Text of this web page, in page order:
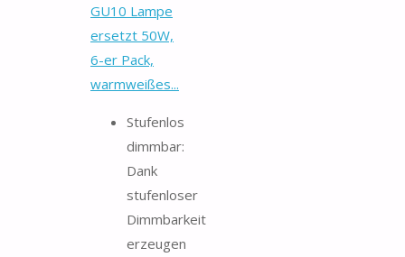
GU10 Lampe
ersetzt 50W,
6-er Pack,
warmweißes...
Stufenlos
dimmbar:
Dank
stufenloser
Dimmbarkeit
erzeugen